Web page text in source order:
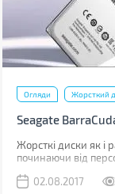
Огляди Жорсткий
Seagate
Жорсткі диски як і
починаючи від
жорстких дисків
02.08.2017